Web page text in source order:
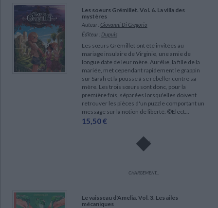
Bibliothèque de la Pléiade Critique et histoire littéraire
Classiques scolaires Littérature ancienne et médiévale
Littérature de voyage Audio - Livres lus
Littérature en version originale Humour
Ecologie - Environnement
Histoire de France Biographies historiques
Histoire - Généralités
Histoire ancienne Géographie
Danse
Les soeurs Grémillet. Vol. 6. La villa des
mystères
Auteur : Giovanni Di Gregorio
Éditeur : Dupuis
Les sœurs Grémillet ont été invitées au
mariage insulaire de Virginie, une amie de
longue date de leur mère. Aurélie, la fille de la
mariée, met cependant rapidement le grappin
sur Sarah et la pousse à se rebeller contre sa
mère. Les trois sœurs sont donc, pour la
première fois, séparées lorsqu'elles doivent
retrouver les pièces d'un puzzle comportant un
message sur la notion de liberté. ©Elect...
15,50 €
CHARGEMENT...
Le vaisseau d'Amelia. Vol. 3. Les ailes
mécaniques